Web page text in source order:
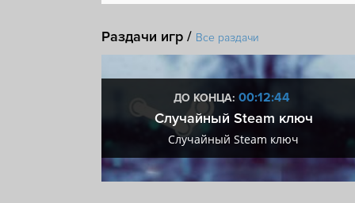
Раздачи игр / Все раздачи
ДО КОНЦА: 00:12:43
Случайный Steam ключ
Случайный Steam ключ